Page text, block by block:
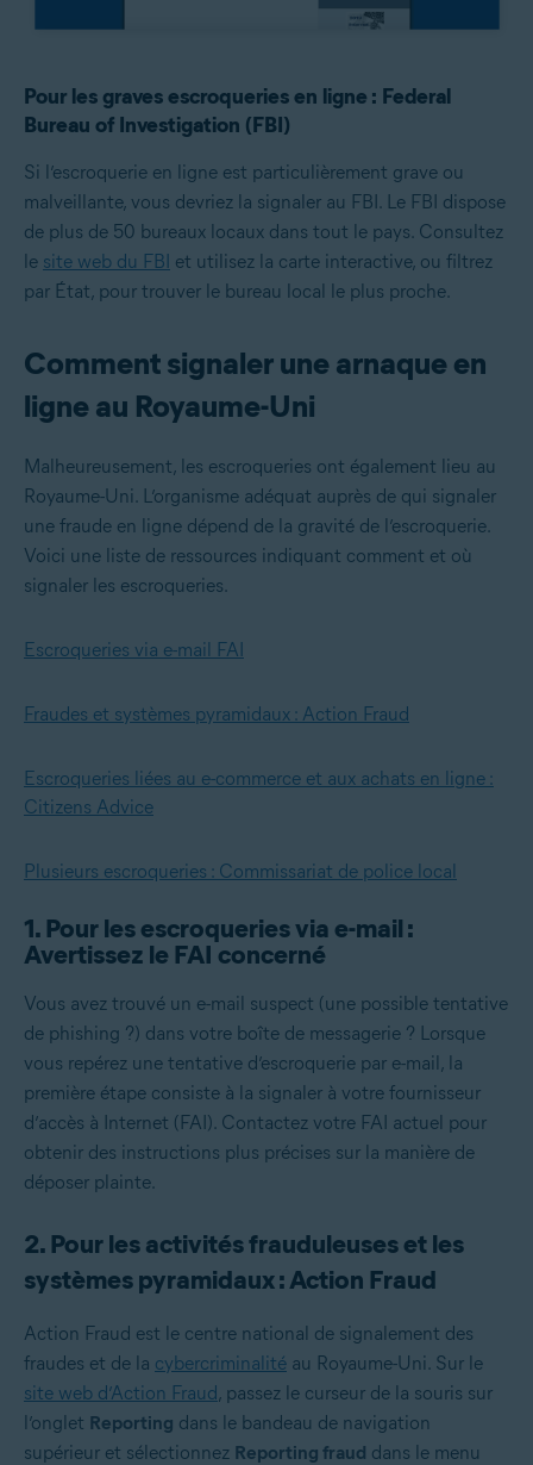
Pour les graves escroqueries en ligne : Federal
Bureau of Investigation (FBI)
Si l’escroquerie en ligne est particulièrement grave ou
malveillante, vous devriez la signaler au FBI. Le FBI dispose
de plus de 50 bureaux locaux dans tout le pays. Consultez
le site web du FBI et utilisez la carte interactive, ou filtrez
par État, pour trouver le bureau local le plus proche.
Comment signaler une arnaque en
ligne au Royaume-Uni
Malheureusement, les escroqueries ont également lieu au
Royaume-Uni. L’organisme adéquat auprès de qui signaler
une fraude en ligne dépend de la gravité de l’escroquerie.
Voici une liste de ressources indiquant comment et où
signaler les escroqueries.
Escroqueries via e-mail FAI
Fraudes et systèmes pyramidaux : Action Fraud
Escroqueries liées au e-commerce et aux achats en ligne :
Citizens Advice
Plusieurs escroqueries : Commissariat de police local
1. Pour les escroqueries via e-mail :
Avertissez le FAI concerné
Vous avez trouvé un e-mail suspect (une possible tentative
de phishing ?) dans votre boîte de messagerie ? Lorsque
vous repérez une tentative d’escroquerie par e-mail, la
première étape consiste à la signaler à votre fournisseur
d’accès à Internet (FAI). Contactez votre FAI actuel pour
obtenir des instructions plus précises sur la manière de
déposer plainte.
2. Pour les activités frauduleuses et les
systèmes pyramidaux : Action Fraud
Action Fraud est le centre national de signalement des
fraudes et de la cybercriminalité au Royaume-Uni. Sur le
site web d’Action Fraud, passez le curseur de la souris sur
l’onglet Reporting dans le bandeau de navigation
supérieur et sélectionnez Reporting fraud dans le menu